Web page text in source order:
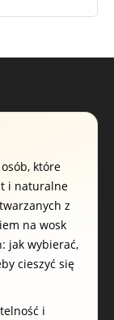
które
i naturalne
z
na wosk
jak wybierać,
cieszyć się
i